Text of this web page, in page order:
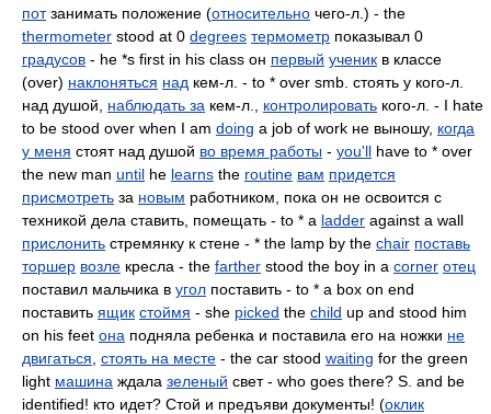
потзанимать положение (относительно чего-л.) - the
thermometer stood at 0 degrees термометр показывал 0
градусов - he *s first in his class он первый ученик в классе
(over) наклоняться над кем-л. - to * over smb. стоять у кого-л.
над душой, наблюдать за кем-л., контролировать кого-л. - I hate
to be stood over when I am doing a job of work не выношу, когда
у меня стоят над душой во время работы - you'll have to * over
the new man until he learns the routine вам придется
присмотреть за новым работником, пока он не освоится с
техникой дела ставить, помещать - to * a ladder against a wall
прислонить стремянку к стене - * the lamp by the chair поставь
торшер возле кресла - the farther stood the boy in a corner отец
поставил мальчика в угол поставить - to * a box on end
поставить ящик стоймя - she picked the child up and stood him
on his feet она подняла ребенка и поставила его на ножки не
двигаться стоять на месте - the car stood waiting for the green
light машина ждала зеленый свет - who goes there? S. and be
identified! кто идет? Стой и предъяви документы! (оклик